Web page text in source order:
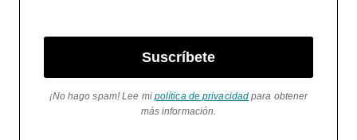
Suscríbete
¡No hago spam! Lee mi política de privacidad para obtener
más información.